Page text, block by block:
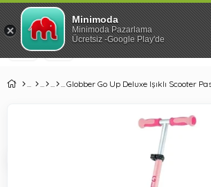
Park Yataklarda %41'e Varan
Globber Go Up Deluxe Işıklı Scooter
Minimoda
Minimoda Pazarlama
Ücretsiz -Google Play'de